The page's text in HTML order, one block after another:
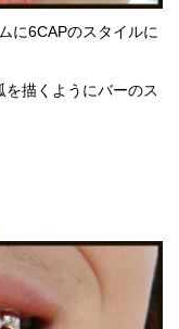
に6CAPのスタイルに
描くようにバーのス